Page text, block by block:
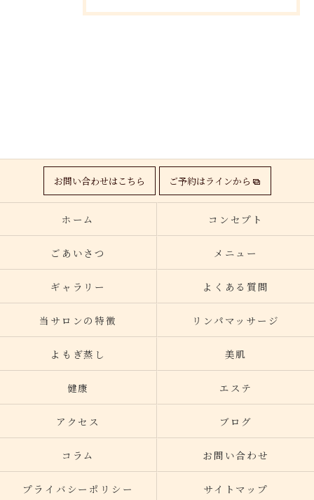
お問い合わせはこちら ご予約はラインから
ホーム コンセプト
ごあいさつ メニュー
ギャラリー よくある質問
当サロンの特徴 リンパマッサージ
よもぎ蒸し 美肌
健康 エステ
アクセス ブログ
コラム お問い合わせ
プライバシーポリシー サイトマップ